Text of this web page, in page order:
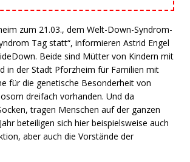
zum 21.03., dem Welt-Down-Syndrom-
Tag statt“, informieren Astrid Engel
Beide sind Mütter von Kindern mit
in der Stadt Pforzheim für Familien mit
für die genetische Besonderheit von
dreifach vorhanden. Und da
tragen Menschen auf der ganzen
beteiligen sich hier beispielsweise auch
aber auch die Vorstände der